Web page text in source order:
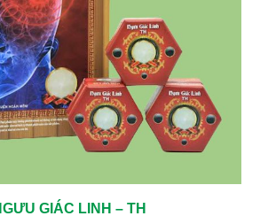
GIÁC LINH – TH